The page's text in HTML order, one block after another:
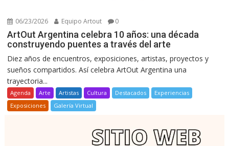
06/23/2026 Equipo Artout 0
ArtOut Argentina celebra 10 años: una década
construyendo puentes a través del arte
Diez años de encuentros, exposiciones, artistas, proyectos y
sueños compartidos. Así celebra ArtOut Argentina una
trayectoria...
Agenda Arte Artistas Cultura Destacados
Experiencias
Exposiciones
Galería Virtual